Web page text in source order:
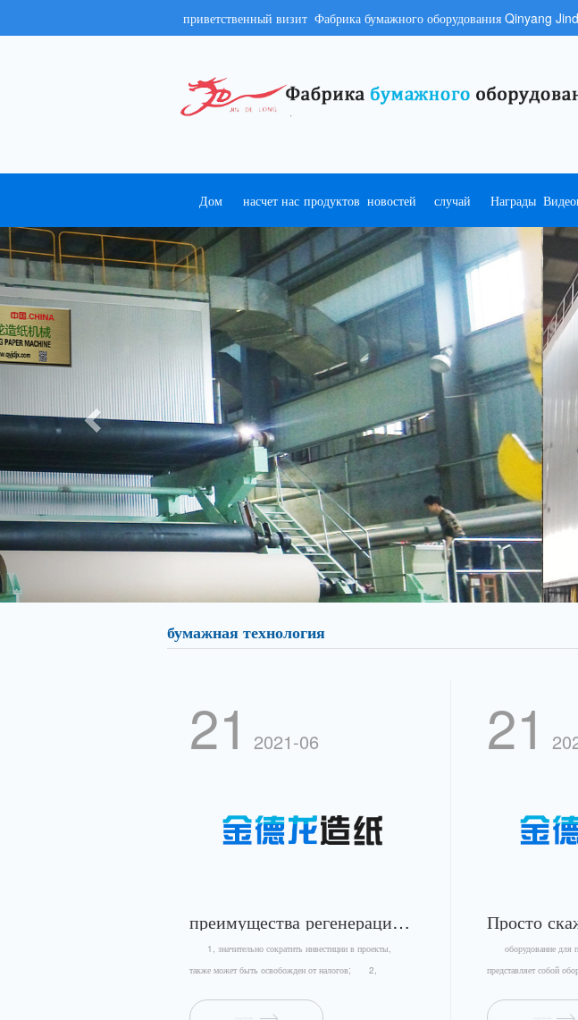
приветственный визит Фабрика бумажного оборудования Qinyang
Дом насчет нас продуктов новостей случай
успеха
Награды
бумажная технология
21 2021-06
преимущества регенерации бумаги
1, значительно сократить инвестиции в проекты,
также может быть освобожден от налогов; 2,
21
оборудование для
представляет собой